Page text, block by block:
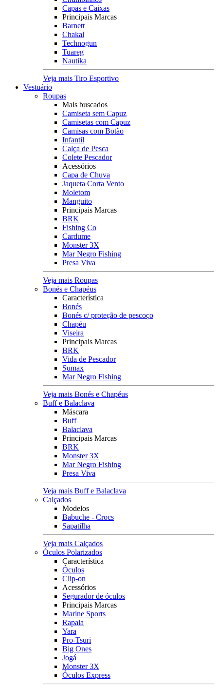
Capas e Caixas
Principais Marcas
Barnett
Chakal
Technogun
Tuareg
Nautika
Veja mais Tiro Esportivo
Vestuário
Roupas
Mais buscados
Camiseta sem Capuz
Camisetas com Capuz
Camisas com Botão
Infantil
Calça de Pesca
Colete Pescador
Acessórios
Capa de Chuva
Jaqueta Corta Vento
Moletom
Manguito
Principais Marcas
BRK
Fishing Co
Cardume
Monster 3X
Mar Negro Fishing
Presa Viva
Veja mais Roupas
Bonés e Chapéus
Característica
Bonés
Bonés c/ proteção de pescoço
Chapéu
Viseira
Principais Marcas
BRK
Vida de Pescador
Sumax
Mar Negro Fishing
Veja mais Bonés e Chapéus
Buff e Balaclava
Máscara
Buff
Balaclava
Principais Marcas
BRK
Monster 3X
Mar Negro Fishing
Presa Viva
Veja mais Buff e Balaclava
Calçados
Modelos
Babuche - Crocs
Sapatilha
Veja mais Calçados
Óculos Polarizados
Característica
Óculos
Clip-on
Acessórios
Segurador de óculos
Principais Marcas
Marine Sports
Rapala
Yara
Pro-Tsuri
Big Ones
Jogá
Monster 3X
Óculos Express